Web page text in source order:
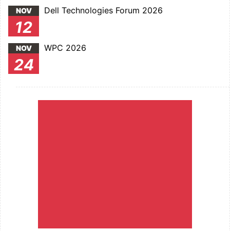
NOV
12
Dell Technologies Forum 2026
NOV
24
WPC 2026